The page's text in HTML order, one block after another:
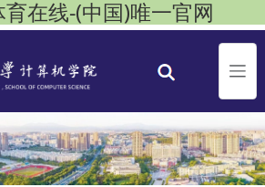
在线-(中国)唯一官网